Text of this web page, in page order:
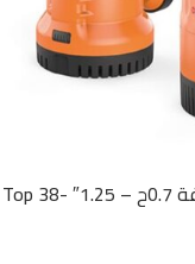
طلمبة غاطسة مياة نظيفة 0.7ح – 1.25″ -38 Top